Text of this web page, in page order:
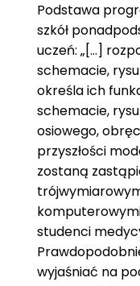
Podstawa
szkół
uczeń: „[…]
schemacie,
określa ich
schemacie,
osiowego,
przyszłości
zostaną
studenci
wyjaśniać na